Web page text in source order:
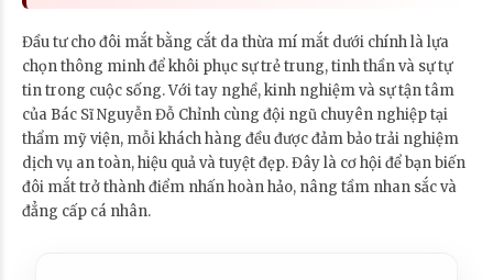
Đầu tư cho đôi mắt bằng cắt da thừa mí mắt dưới chính là lựa
chọn thông minh để khôi phục sự trẻ trung, tinh thần và sự tự
tin trong cuộc sống. Với tay nghề, kinh nghiệm và sự tận tâm
của Bác Sĩ Nguyễn Đỗ Chỉnh cùng đội ngũ chuyên nghiệp tại
thẩm mỹ viện, mỗi khách hàng đều được đảm bảo trải nghiệm
dịch vụ an toàn, hiệu quả và tuyệt đẹp. Đây là cơ hội để bạn biến
đôi mắt trở thành điểm nhấn hoàn hảo, nâng tầm nhan sắc và
đẳng cấp cá nhân.